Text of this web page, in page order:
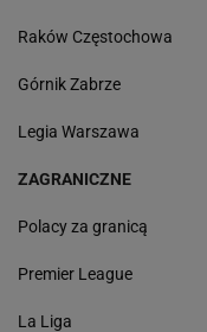
Raków Częstochowa
Górnik Zabrze
Legia Warszawa
ZAGRANICZNE
Polacy za granicą
Premier League
La Liga